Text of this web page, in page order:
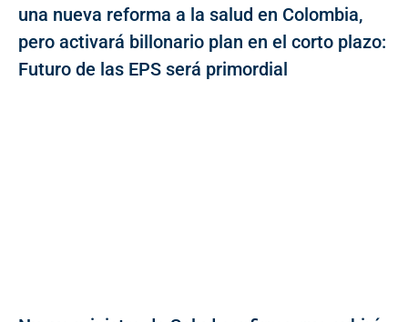
una nueva reforma a la salud en Colombia,
pero activará billonario plan en el corto plazo:
Futuro de las EPS será primordial